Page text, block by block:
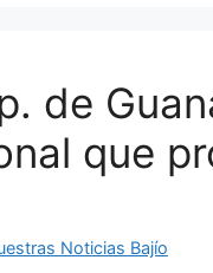
de
que
Noticias Bajío